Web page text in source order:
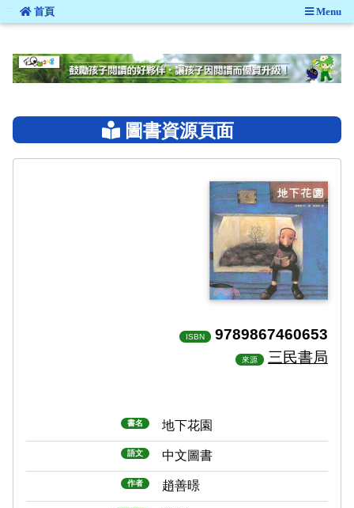
::: 首頁 Menu
圖書資源頁面
ISBN 9789867460653
來源 三民書局
書名 地下花園
語文 中文圖書
作者 趙善暻